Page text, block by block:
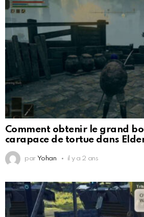
Comment obtenir le grand
carapace de tortue dans
par Yohan il y a 2 ans